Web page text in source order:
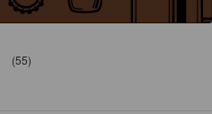
(55)